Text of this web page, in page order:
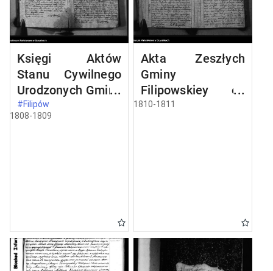
Księgi Aktów
Stanu Cywilnego
Urodzonych Gminy
i Parafij
Filipowskiey
Maja Roku
Tysięcznego
Osiemsetnego
Osmego do
#Filipów
1808-1809
Akta Zeszłych
Gminy
Filipowskiey od
1go Maja 1810 Ru
1810-1811